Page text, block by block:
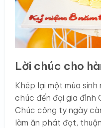
Lời chúc cho
Khép lại một mùa
chúc đến đại gia đình
Chúc công ty ngày
làm ăn phát đạt,